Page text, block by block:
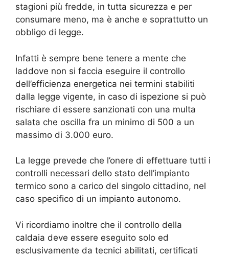
stagioni più fredde, in tutta sicurezza e per
consumare meno, ma è anche e soprattutto un
obbligo di legge.
Infatti è sempre bene tenere a mente che
laddove non si faccia eseguire il controllo
dell’efficienza energetica nei termini stabiliti
dalla legge vigente, in caso di ispezione si può
rischiare di essere sanzionati con una multa
salata che oscilla fra un minimo di 500 a un
massimo di 3.000 euro.
La legge prevede che l’onere di effettuare tutti i
controlli necessari dello stato dell’impianto
termico sono a carico del singolo cittadino, nel
caso specifico di un impianto autonomo.
Vi ricordiamo inoltre che il controllo della
caldaia deve essere eseguito solo ed
esclusivamente da tecnici abilitati, certificati